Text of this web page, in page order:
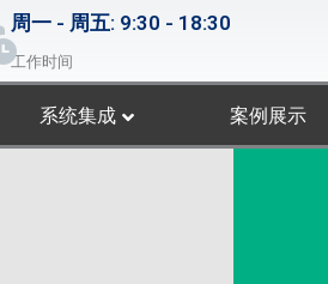
周一 - 周五: 9:30 - 18:30
工作时间
系统集成 案例展示